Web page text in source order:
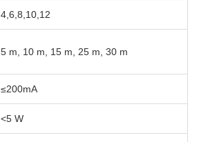
4,6,8,10,12
5 m, 10 m, 15 m, 25 m, 30 m
≤200mA
<5 W